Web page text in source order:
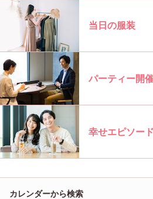
当日の服装
パーティー開
幸せエピソード
カレンダーから検索